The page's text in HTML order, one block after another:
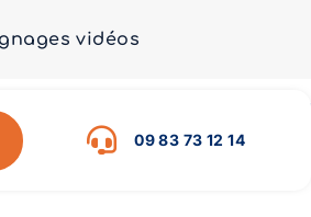
vidéos
09 83 73 12 14